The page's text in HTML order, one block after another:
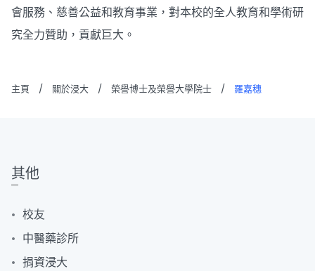
會服務、慈善公益和教育事業，對本校的全人教育和學術研
究全力贊助，貢獻巨大。
主頁 / 關於浸大 / 榮譽博士及榮譽大學院士 / 羅嘉穗
其他
校友
中醫藥診所
捐資浸大